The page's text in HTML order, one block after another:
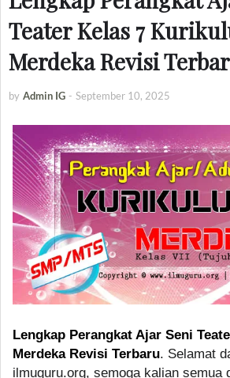
Teater Kelas 7
Merdeka Revisi
by Admin IG - September 10, 2025
Lengkap Perangkat Ajar Seni
Merdeka Revisi Terbaru. Selamat
ilmuguru.org, semoga kalian semua